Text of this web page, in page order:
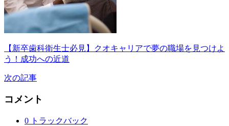
【新卒歯科衛生士必見】クオキャリアで夢の職場を見つけよ
う！成功への近道
次の記事
コメント
0 トラックバック